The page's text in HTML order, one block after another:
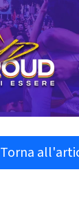
Torna